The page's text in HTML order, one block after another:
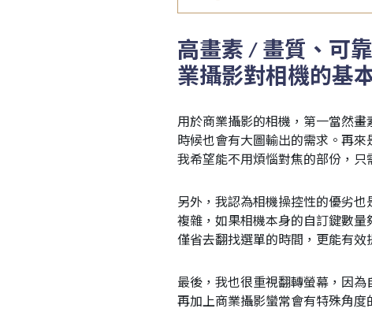
高畫素 / 畫質、可
業攝影對相機的基
用於商業攝影的相機，第一當然
時候也會有大圖輸出的需求。再來
我希望能不用煩惱對焦的部份，只
另外，我認為相機操控性的優劣
複雜，如果相機本身的自訂鍵數
僅省去翻找選單的時間，更能有效
最後，我也很重視翻轉螢幕，因為
再加上商業攝影蠻常會有特殊角